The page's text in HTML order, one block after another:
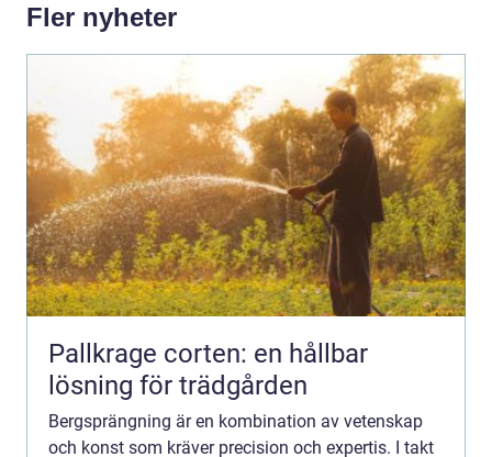
Fler nyheter
Pallkrage corten: en hållbar
lösning för trädgården
Bergsprängning är en kombination av vetenskap
och konst som kräver precision och expertis. I takt